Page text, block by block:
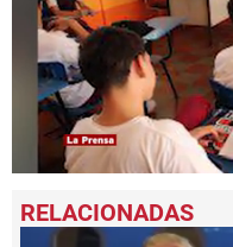
seconds
of